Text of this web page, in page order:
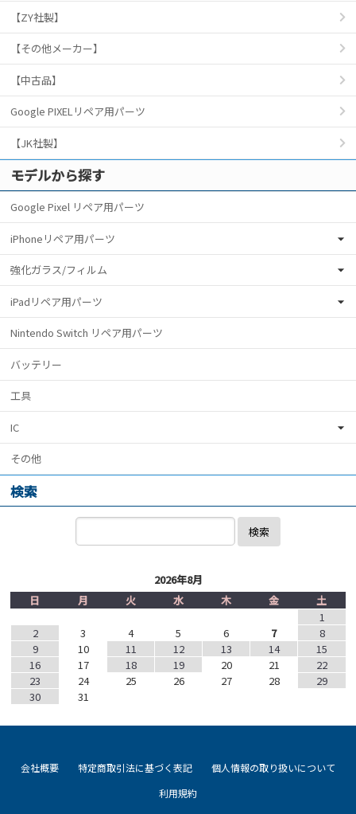
【ZY社製】
【その他メーカー】
【中古品】
Google PIXELリペア用パーツ
【JK社製】
モデルから探す
Google Pixel リペア用パーツ
iPhoneリペア用パーツ
強化ガラス/フィルム
iPadリペア用パーツ
Nintendo Switch リペア用パーツ
バッテリー
工具
IC
その他
検索
検索
2026年8月
日
月 火 水 木 金
土
1
2
3 4 5 6 7
8
9
10 11 12 13 14
15
16
17 18 19 20 21
22
23
24 25 26 27 28
29
30
31
会社概要 特定商取引法に基づく表記
個人情報の取り扱いについて
利用規約